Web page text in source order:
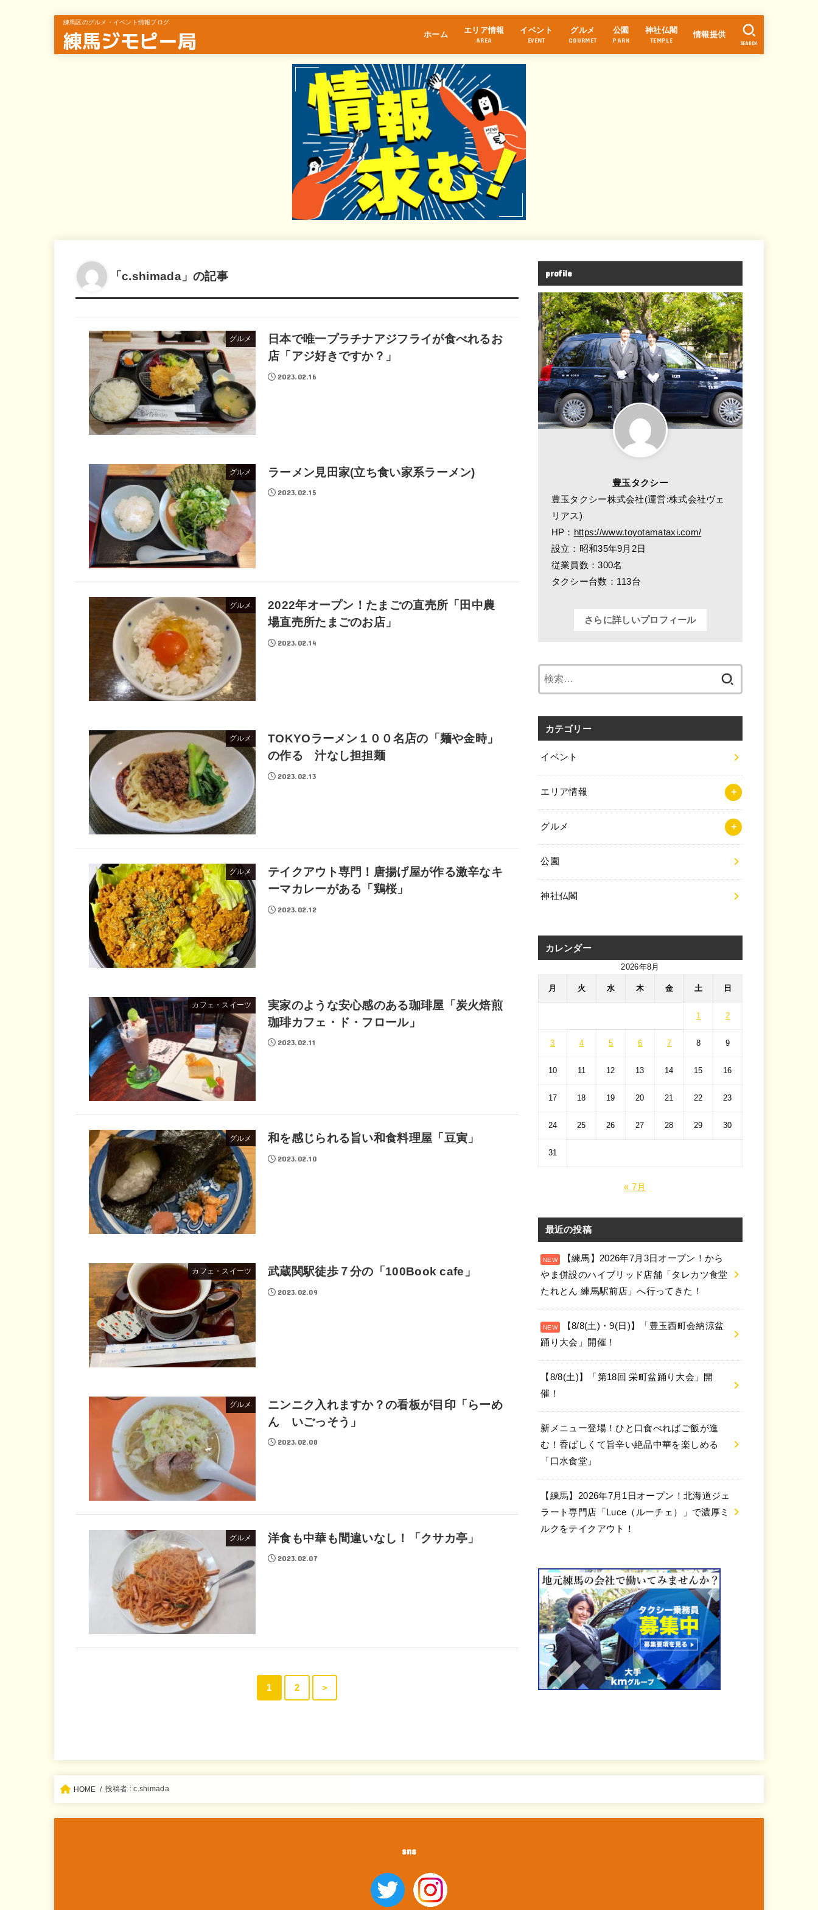
練馬区のグルメ・イベント情報ブログ
練馬ジモピー局 ホーム エリア情報
AREA
江古田
桜台
練馬
中村橋
富士見台
石神井公園
大泉学園
保谷
氷川台
光が丘
東武練馬
上井草
イベント
EVENT
グルメ
GOURMET
公園
PARK
神社仏閣
TEMPLE
情報提供
SEARCH
「c.shimada」の記事
グルメ
日本で唯一プラチナアジフライが食べれるお
店「アジ好きですか？」
2023.02.16
グルメ ラーメン見田家(立ち食い家系ラーメン)
2023.02.15
グルメ
2022年オープン！たまごの直売所「田中農
場直売所たまごのお店」
2023.02.14
グルメ
TOKYOラーメン１００名店の「麺や金時」
の作る 汁なし担担麺
2023.02.13
グルメ
テイクアウト専門！唐揚げ屋が作る激辛なキ
ーマカレーがある「鶏桜」
2023.02.12
カフェ・スイーツ
実家のような安心感のある珈琲屋「炭火焙煎
珈琲カフェ・ド・フロール」
2023.02.11
グルメ 和を感じられる旨い和食料理屋「豆寅」
2023.02.10
カフェ・スイーツ 武蔵関駅徒歩７分の「100Book cafe」
2023.02.09
グルメ
ニンニク入れますか？の看板が目印「らーめ
ん いごっそう」
2023.02.08
グルメ 洋食も中華も間違いなし！「クサカ亭」
2023.02.07
1 2 ＞
profile
豊玉タクシー
豊玉タクシー株式会社(運営:株式会社ヴェ
リアス)
HP： https://www.toyotamataxi.com/
設立：昭和35年9月2日
従業員数：300名
タクシー台数：113台
さらに詳しいプロフィール
カテゴリー
イベント
エリア情報
グルメ
公園
神社仏閣
カレンダー
2026年8月
月 火 水 木 金 土 日
1 2
3 4 5 6 7 8 9
10 11 12 13 14 15 16
17 18 19 20 21 22 23
24 25 26 27 28 29 30
31
« 7月
最近の投稿
【練馬】2026年7月3日オープン！から
やま併設のハイブリッド店舗「タレカツ食堂
たれとん 練馬駅前店」へ行ってきた！
【8/8(土)・9(日)】「豊玉西町会納涼盆
踊り大会」開催！
【8/8(土)】「第18回 栄町盆踊り大会」開
催！
新メニュー登場！ひと口食べればご飯が進
む！香ばしくて旨辛い絶品中華を楽しめる
「口水食堂」
【練馬】2026年7月1日オープン！北海道ジェ
ラート専門店「Luce（ルーチェ）」で濃厚ミ
ルクをテイクアウト！
HOME 投稿者 : c.shimada
sns